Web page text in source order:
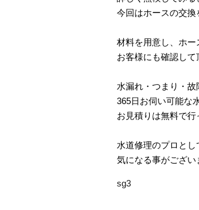
今回はホースの交換
材料を用意し、ホー
お客様にも確認して
水漏れ・つまり・故
365日お伺い可能な
お見積りは無料で行
水道修理のプロとし
気になる事がござい
sg3